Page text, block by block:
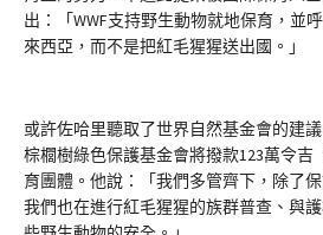
出：「WWF支持野生動物就地保育，並
來西亞，而不是把紅毛猩猩送出國。」
或許佐哈里聽取了世界自然基金會的建
棕櫚樹綠色保護基金會將撥款123萬令吉
育團體。他說：「我們多管齊下，除了
我們也在進行紅毛猩猩的族群普查、與